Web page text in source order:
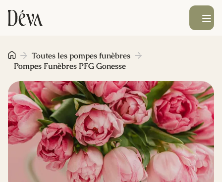
Obsèques
Prévoyance
Monument funéraire
Livraison de fleurs
Ouvrir le
Toutes les pompes funèbres
Pompes Funèbres PFG Gonesse